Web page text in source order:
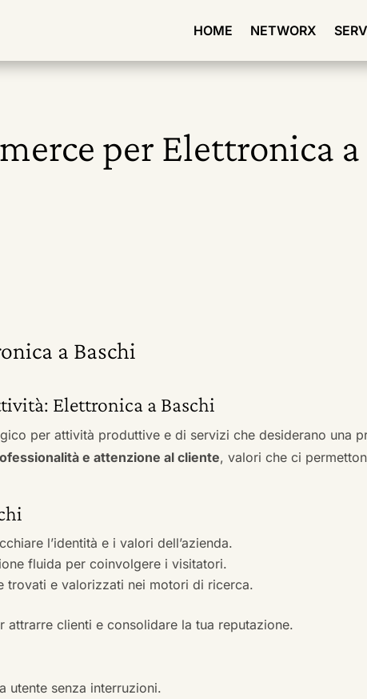
HOME NETWORX
per Elettronica a
a Baschi
Elettronica a Baschi
per attività produttive e di servizi che desiderano una
e attenzione al cliente, valori che ci
l’identità e i valori dell’azienda.
fluida per coinvolgere i visitatori.
trovati e valorizzati nei motori di ricerca.
attrarre clienti e consolidare la tua reputazione.
utente senza interruzioni.